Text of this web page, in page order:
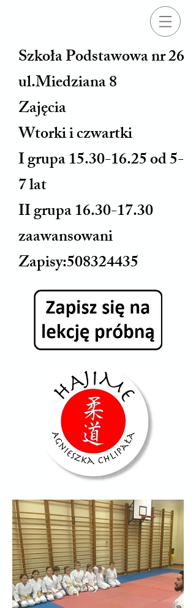
Szkoła Podstawowa nr 26
ul.Miedziana 8
Zajęcia
Wtorki i czwartki
I grupa 15.30-16.25 od 5-
7 lat
II grupa 16.30-17.30
zaawansowani
Zapisy:508324435